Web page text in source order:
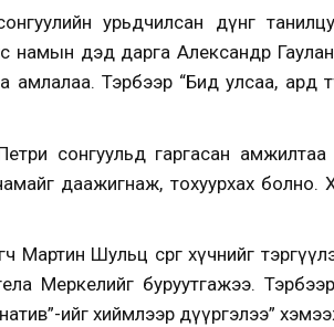
урьдчилсан дүнг
намын дэд дарга Александр
амлалаа. Тэрбээр “Бид улсаа, ард
сонгуульд гаргасан
даажигнаж, тохуурхах болно.
Шульц сөрөг хүчнийг
Меркелийг буруутгажээ. Тэрбээр
ийг хиймлээр дүүргэлээ”